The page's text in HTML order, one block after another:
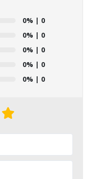
0% | 0
0% | 0
0% | 0
0% | 0
0% | 0